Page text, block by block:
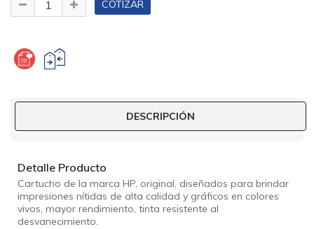
DESCRIPCIÓN
Detalle Producto
Cartucho de la marca HP, original, diseñados para brindar
impresiones nítidas de alta calidad y gráficos en colores
vivos, mayor rendimiento, tinta resistente al
desvanecimiento.